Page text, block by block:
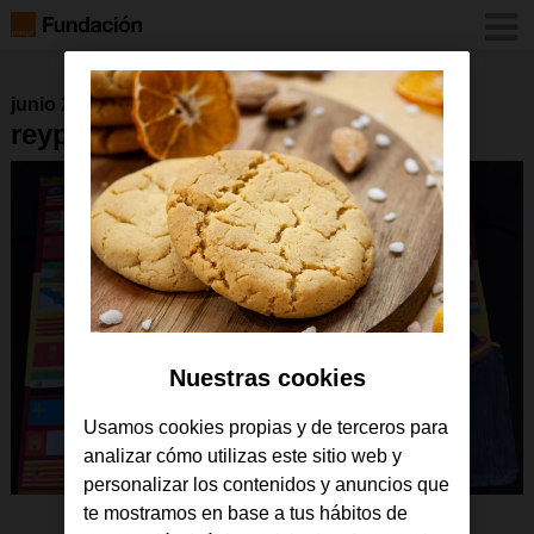
junio 2026
reyparati_canarias_trabajo
Nuestras cookies
Usamos cookies propias y de terceros para
analizar cómo utilizas este sitio web y
personalizar los contenidos y anuncios que
te mostramos en base a tus hábitos de